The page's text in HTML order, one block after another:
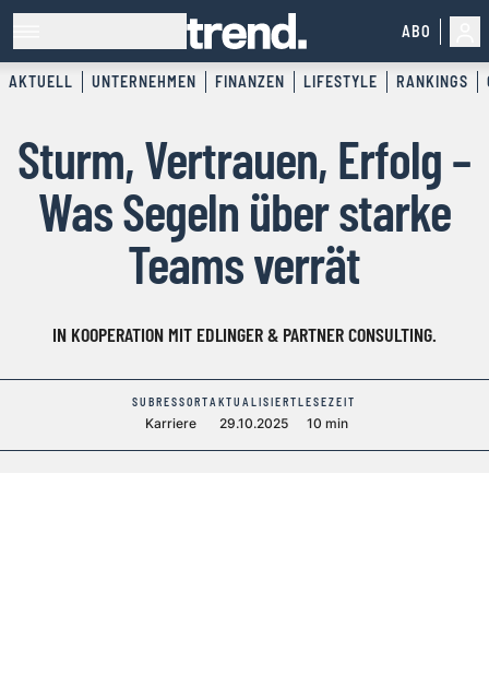
ABO
AKTUELL UNTERNEHMEN FINANZEN LIFESTYLE RANKINGS
Sturm, Vertrauen, Erfolg –
Was Segeln über starke
Teams verrät
IN KOOPERATION MIT EDLINGER & PARTNER CONSULTING.
SUBRESSORT
Karriere
AKTUALISIERT
29.10.2025
LESEZEIT
10 min